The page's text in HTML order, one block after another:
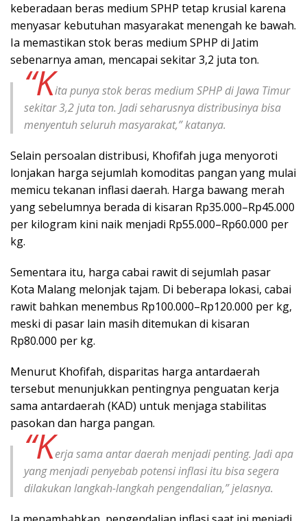
keberadaan beras medium SPHP tetap krusial karena
menyasar kebutuhan masyarakat menengah ke bawah.
Ia memastikan stok beras medium SPHP di Jatim
sebenarnya aman, mencapai sekitar 3,2 juta ton.
“Kita punya stok beras medium SPHP di Jawa Timur
sekitar 3,2 juta ton. Jadi seharusnya distribusinya bisa
menyentuh seluruh masyarakat,” katanya.
Selain persoalan distribusi, Khofifah juga menyoroti
lonjakan harga sejumlah komoditas pangan yang mulai
memicu tekanan inflasi daerah. Harga bawang merah
yang sebelumnya berada di kisaran Rp35.000–Rp45.000
per kilogram kini naik menjadi Rp55.000–Rp60.000 per
kg.
Sementara itu, harga cabai rawit di sejumlah pasar
Kota Malang melonjak tajam. Di beberapa lokasi, cabai
rawit bahkan menembus Rp100.000–Rp120.000 per kg,
meski di pasar lain masih ditemukan di kisaran
Rp80.000 per kg.
Menurut Khofifah, disparitas harga antardaerah
tersebut menunjukkan pentingnya penguatan kerja
sama antardaerah (KAD) untuk menjaga stabilitas
pasokan dan harga pangan.
“Kerja sama antar daerah menjadi penting. Jadi apa
yang menjadi penyebab potensi inflasi itu bisa segera
dilakukan langkah-langkah pengendalian,” jelasnya.